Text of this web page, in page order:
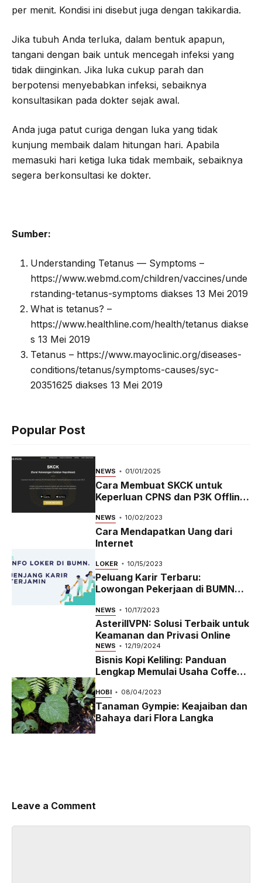
per menit. Kondisi ini disebut juga dengan takikardia.
Jika tubuh Anda terluka, dalam bentuk apapun,
tangani dengan baik untuk mencegah infeksi yang
tidak diinginkan. Jika luka cukup parah dan
berpotensi menyebabkan infeksi, sebaiknya
konsultasikan pada dokter sejak awal.
Anda juga patut curiga dengan luka yang tidak
kunjung membaik dalam hitungan hari. Apabila
memasuki hari ketiga luka tidak membaik, sebaiknya
segera berkonsultasi ke dokter.
Sumber:
Understanding Tetanus — Symptoms –
https://www.webmd.com/children/vaccines/unde
rstanding-tetanus-symptoms diakses 13 Mei 2019
What is tetanus? –
https://www.healthline.com/health/tetanus diakse
s 13 Mei 2019
Tetanus – https://www.mayoclinic.org/diseases-
conditions/tetanus/symptoms-causes/syc-
20351625 diakses 13 Mei 2019
Popular Post
NEWS 01/01/2025
Cara Membuat SKCK untuk
Keperluan CPNS dan P3K Offline
NEWS 10/02/2023
Cara Mendapatkan Uang dari
Internet
LOKER 10/15/2023
Peluang Karir Terbaru:
Lowongan Pekerjaan di BUMN
NEWS 10/17/2023
AsterillVPN: Solusi Terbaik untuk
Keamanan dan Privasi Online
NEWS 12/19/2024
Bisnis Kopi Keliling: Panduan
Lengkap Memulai Usaha Coffee
Bike yang Menguntungkan di
2024
HOBI 08/04/2023
Tanaman Gympie: Keajaiban dan
Bahaya dari Flora Langka
Leave a Comment